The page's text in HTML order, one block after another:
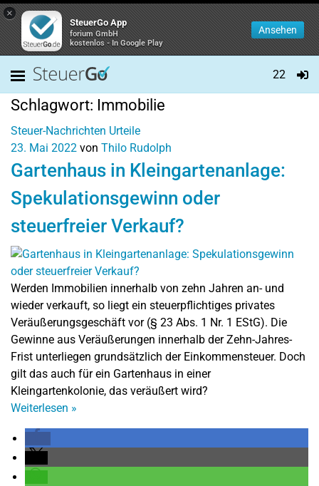
×
SteuerGo App
forium GmbH
kostenlos - In Google Play
Ansehen
22
Schlagwort: Immobilie
Steuer-Nachrichten Urteile
23. Mai 2022 von Thilo Rudolph
Gartenhaus in Kleingartenanlage:
Spekulationsgewinn oder
steuerfreier Verkauf?
Werden Immobilien innerhalb von zehn Jahren an- und
wieder verkauft, so liegt ein steuerpflichtiges privates
Veräußerungsgeschäft vor (§ 23 Abs. 1 Nr. 1 EStG). Die
Gewinne aus Veräußerungen innerhalb der Zehn-Jahres-
Frist unterliegen grundsätzlich der Einkommensteuer. Doch
gilt das auch für ein Gartenhaus in einer
Kleingartenkolonie, das veräußert wird?
Weiterlesen »